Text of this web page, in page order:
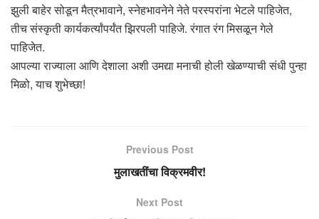
झुली बाहेर सोडून मैत्रभावाने, स्नेहभावनेने नेते परस्परांना भेटले पाहिजेत,
तीच संस्कृती कार्यकर्त्यांपर्यंत झिरपली पाहिजे. रंगात रंग मिसळून गेले
पाहिजेत.
आपल्या राज्याला आणि देशाला अशी उमद्या मनाची होली खेळण्याची संधी पुन्हा
मिळो, याच शुभेच्छा!
Previous Post
मुलाखतींचा विक्रमवीर!
Next Post